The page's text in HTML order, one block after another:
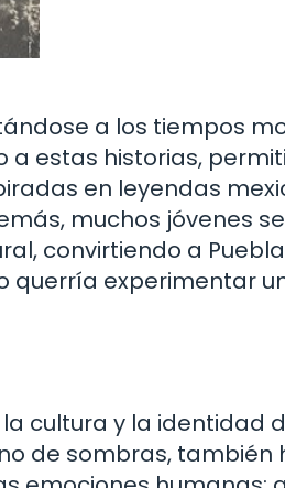
a los tiempos
a estas historias,
en leyendas
muchos jóvenes
convirtiendo a
querría experimentar
cultura y la identidad
de sombras, también